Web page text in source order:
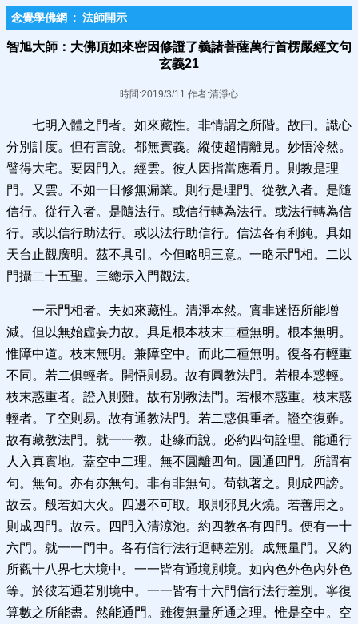
念覺學佛網 : 法師開示
智旭大師：大佛頂如來密因修證了義諸菩薩萬行首楞嚴經文句
玄義21
時間:2019/3/11 作者:清淨心
七明入體之門者。如來藏性。非情謂之所階。故曰。識心
分別計度。但有言說。都無實義。縱使超情離見。妙悟泠然。
譬得大宅。要因門入。經雲。彼人因指當應看月。則教是理
門。又雲。不如一日修無漏業。則行是理門。從教入者。是隨
信行。從行入者。是隨法行。或信行轉為法行。或法行轉為信
行。或以信行助法行。或以法行助信行。信法各有利鈍。具如
天台止觀廣明。茲不具引。今但略明三意。一略示門相。二以
門攝二十五聖。三總示入門觀法。
一示門相者。夫如來藏性。清淨本然。實非迷悟所能增
減。但以無始虛妄力故。具足根本枝末二種無明。根本無明。
惟障中道。枝末無明。兼障空中。而此二種無明。復各有輕重
不同。若二俱輕者。開悟則易。故有圓教法門。若根本惑輕。
枝末惑重者。證入則難。故有別教法門。若根本惑重。枝末惑
輕者。了空則易。故有通教法門。若二惑俱重者。證空復難。
故有藏教法門。就一一教。赴緣而說。必約四句詮理。能通行
人入真實地。蓋空中二理。無不圓離四句。圓通四門。所謂有
句。無句。亦有亦無句。非有非無句。苟執著之。則成四謗。
故云。般若如大火。四邊不可取。取則邪見火燒。若善用之。
則成四門。故云。四門入清涼池。約四教各有四門。便有一十
六門。就一一門中。各有信行法行迴轉差別。成無量門。又約
所觀十八界七大境中。一一皆有通境別境。如內色外色內外色
等。於彼若通若別境中。一一皆有十六門信行法行差別。寧復
算數之所能盡。然能通門。雖復無量所通之理。惟是空中。空